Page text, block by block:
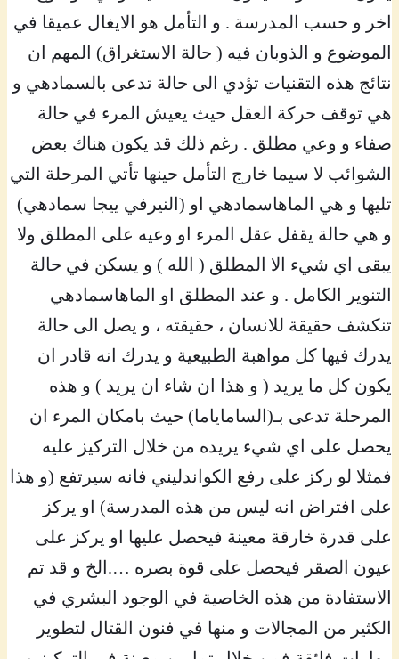
اخر و حسب المدرسة . و التأمل هو الايغال عميقا في
الموضوع و الذوبان فيه ( حالة الاستغراق) المهم ان
نتائج هذه التقنيات تؤدي الى حالة تدعى بالسمادهي و
هي توقف حركة العقل حيث يعيش المرء في حالة
صفاء و وعي مطلق . رغم ذلك قد يكون هناك بعض
الشوائب لا سيما خارج التأمل حينها تأتي المرحلة التي
تليها و هي الماهاسمادهي او (النيرفي ييجا سمادهي)
و هي حالة يقفل عقل المرء او وعيه على المطلق ولا
يبقى اي شيء الا المطلق ( الله ) و يسكن في حالة
التنوير الكامل . و عند المطلق او الماهاسمادهي
تنكشف حقيقة للانسان ، حقيقته ، و يصل الى حالة
يدرك فيها كل مواهبة الطبيعية و يدرك انه قادر ان
يكون كل ما يريد ( و هذا ان شاء ان يريد ) و هذه
المرحلة تدعى بـ(الساماياما) حيث بامكان المرء ان
يحصل على اي شيء يريده من خلال التركيز عليه
فمثلا لو ركز على رفع الكواندليني فانه سيرتفع (و هذا
على افتراض انه ليس من هذه المدرسة) او يركز
على قدرة خارقة معينة فيحصل عليها او يركز على
عيون الصقر فيحصل على قوة بصره ….الخ و قد تم
الاستفادة من هذه الخاصية في الوجود البشري في
الكثير من المجالات و منها في فنون القتال لتطوير